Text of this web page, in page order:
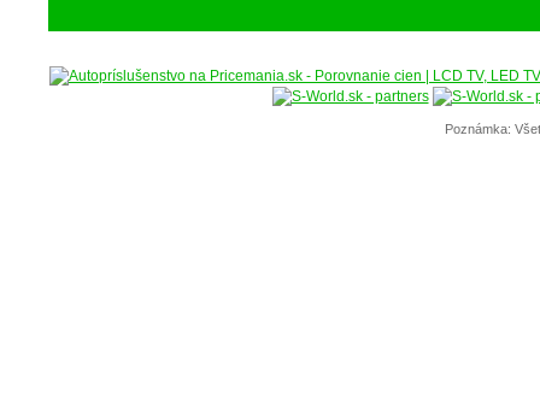
Poznámka: